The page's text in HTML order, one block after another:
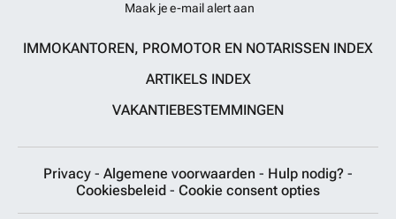
Maak je e-mail alert aan
IMMOKANTOREN, PROMOTOR EN NOTARISSEN INDEX
ARTIKELS INDEX
VAKANTIEBESTEMMINGEN
Privacy - Algemene voorwaarden - Hulp nodig? -
Cookiesbeleid - Cookie consent opties